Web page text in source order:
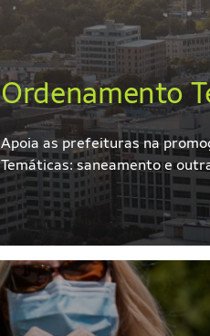
Ordenamento
Apoia as prefeituras na
Temáticas: saneamento e